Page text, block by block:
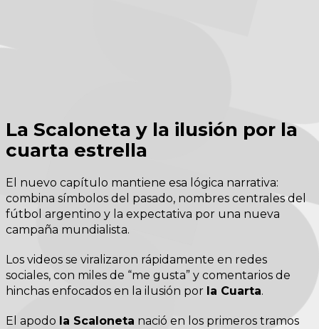
La Scaloneta y la ilusión por la
cuarta estrella
El nuevo capítulo mantiene esa lógica narrativa:
combina símbolos del pasado, nombres centrales del
fútbol argentino y la expectativa por una nueva
campaña mundialista.
Los videos se viralizaron rápidamente en redes
sociales, con miles de “me gusta” y comentarios de
hinchas enfocados en la ilusión por la Cuarta.
El apodo la Scaloneta nació en los primeros tramos